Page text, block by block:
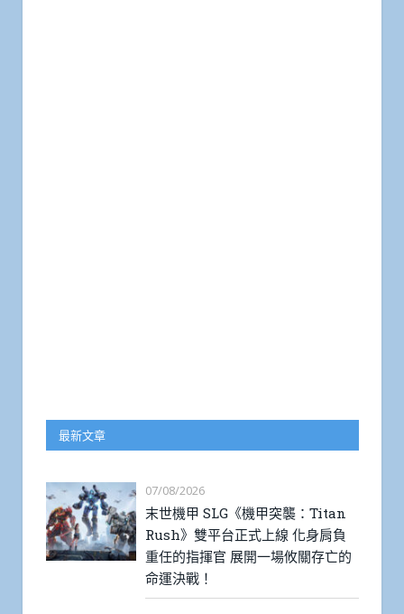
最新文章
07/08/2026
末世機甲 SLG《機甲突襲：Titan
Rush》雙平台正式上線 化身肩負
重任的指揮官 展開一場攸關存亡的
命運決戰！